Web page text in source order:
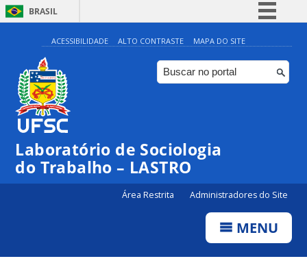
BRASIL
Simplifique!
Comunica BR
Participe
Canais
ACESSIBILIDADE ALTO CONTRASTE MAPA DO SITE
Laboratório de Sociologia
do Trabalho – LASTRO
Área Restrita Administradores do Site
MENU